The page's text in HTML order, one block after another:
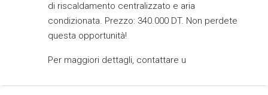
di riscaldamento centralizzato e aria
condizionata. Prezzo: 340.000 DT. Non perdete
questa opportunità!
Per maggiori dettagli, contattare u